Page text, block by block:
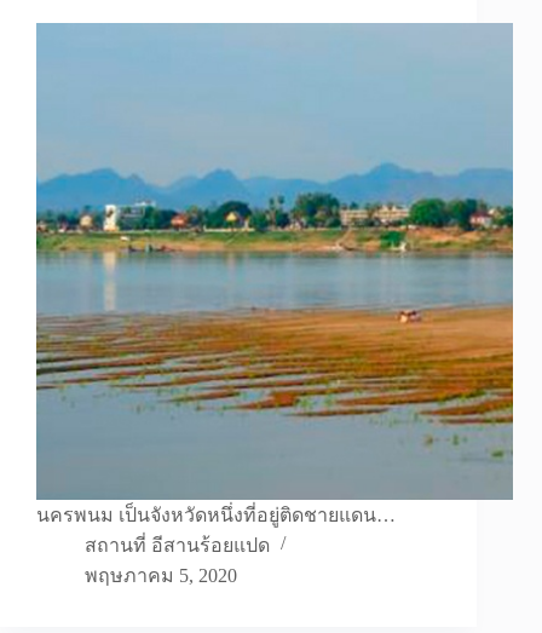
นครพนม เป็นจังหวัดหนึ่งที่อยู่ติดชายแดน…
สถานที่ อีสานร้อยแปด
พฤษภาคม 5, 2020